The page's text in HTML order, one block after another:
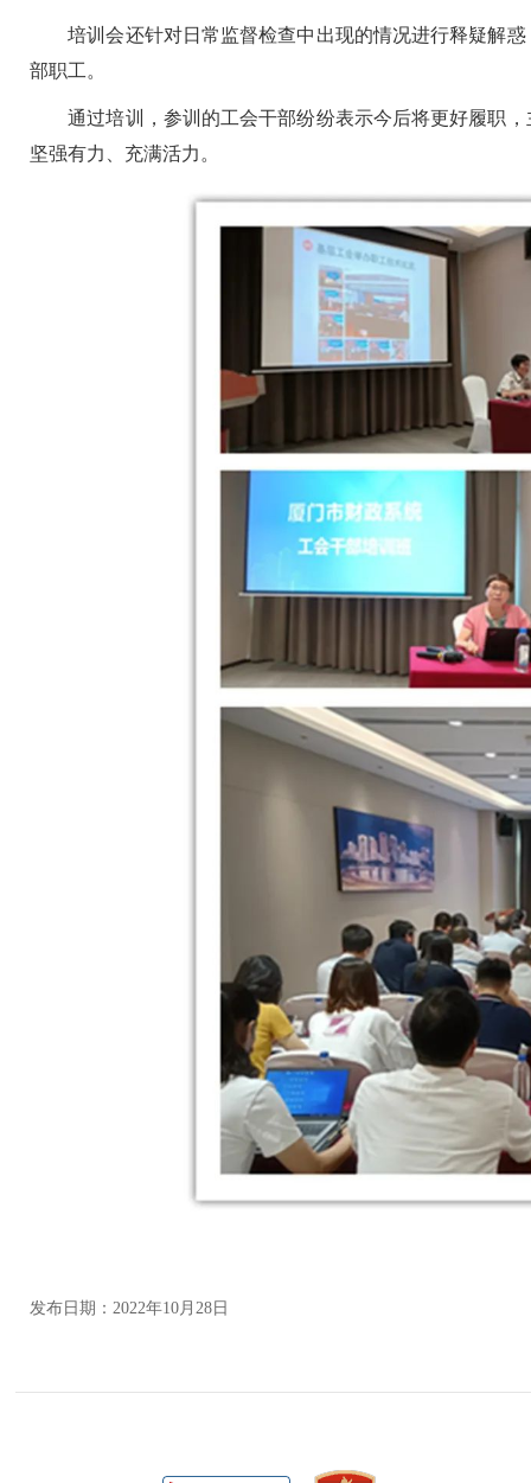
培训会还针对日常监督检查中出现的情况进行释疑解惑
部职工。
通过培训，参训的工会干部纷纷表示今后将更好履职，
坚强有力、充满活力。
发布日期：2022年10月28日